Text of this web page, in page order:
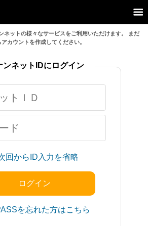
ネットの様々なサービスをご利用いただけます。 まだ
アカウントを作成してください。
回からID入力を省略
を忘れた方はこちら
ンネットIDにログイン